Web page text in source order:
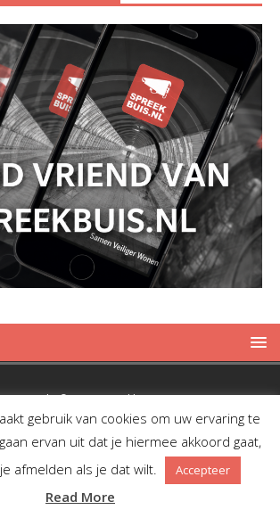
Copyright © 2019 Spreekbuis
gebruik van cookies om uw ervaring te
ervan uit dat je hiermee akkoord gaat,
afmelden als je dat wilt.
Accepteer
Read More